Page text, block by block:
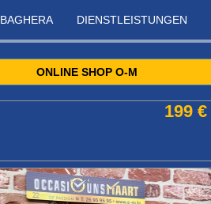
BAGHERA DIENSTLEISTUNGEN
ONLINE SHOP O-M
199 €